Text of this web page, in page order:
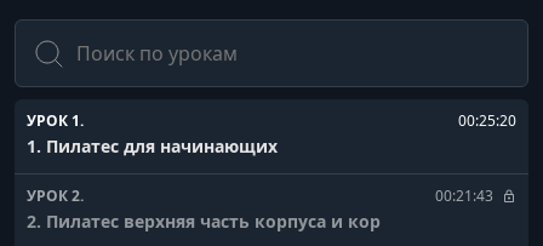
Поиск
УРОК 1. 00:25:20
1. Пилатес для начинающих
УРОК 2. 00:21:43
2. Пилатес верхняя часть корпуса и кор